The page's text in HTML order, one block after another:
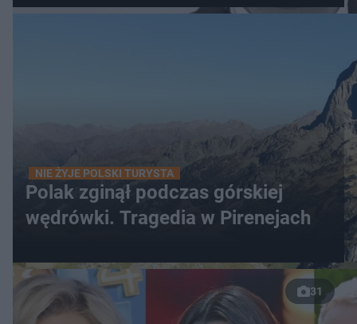
NIE ŻYJE POLSKI TURYSTA
Polak zginął podczas górskiej
wędrówki. Tragedia w Pirenejach
31